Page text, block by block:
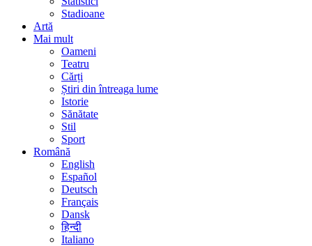
Stadioane
Artă
Mai mult
Oameni
Teatru
Cărți
Știri din întreaga lume
Istorie
Sănătate
Stil
Sport
Română
English
Español
Deutsch
Français
Dansk
हिन्दी
Italiano